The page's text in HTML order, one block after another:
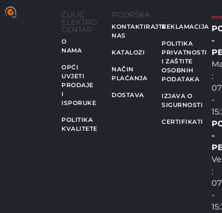
ČULIĆ
ELEKTRO
CENTAR
O
NAMA
OPĆI
UVJETI
PRODAJE
I
ISPORUKE
POLITIKA
KVALITETE
PODRŠKA
KONTAKTIRAJTE
NAS
KATALOZI
NAČIN
PLAĆANJA
DOSTAVA
REKLAMACIJA
POLITIKA
PRIVATNOSTI
I ZAŠTITE
OSOBNIH
PODATAKA
IZJAVA O
SIGURNOSTI
CERTIFIKATI
-
:
-
-
:
-